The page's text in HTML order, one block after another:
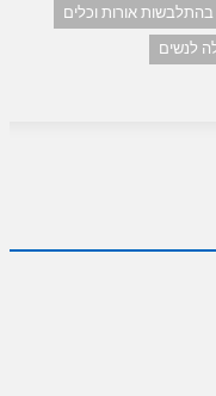
בהתלבשות אורות וכלים
לנשים